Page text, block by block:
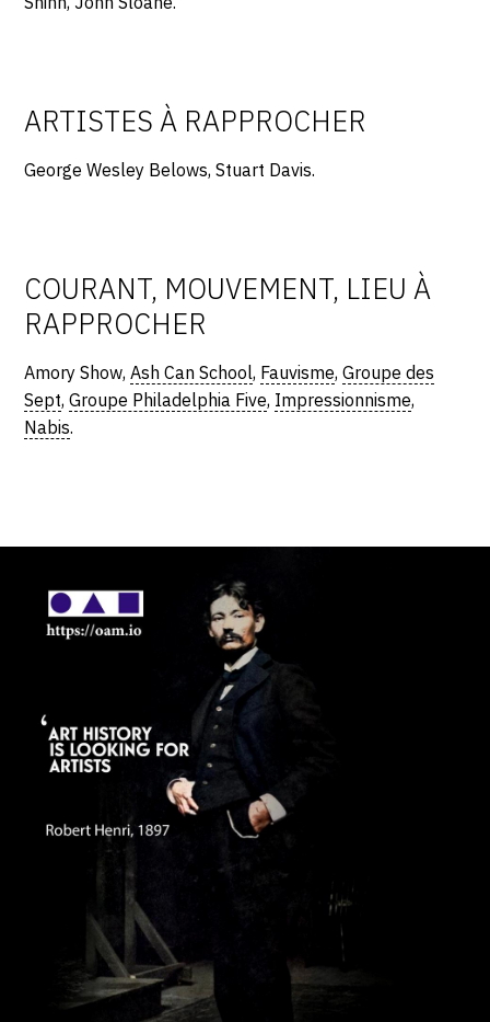
ARTISTES À RAPPROCHER
George Wesley Belows, Stuart Davis.
COURANT, MOUVEMENT, LIEU À
RAPPROCHER
Amory Show,Ash Can School, Fauvisme,Groupe des
Sept,Groupe Philadelphia Five, Impressionnisme,
Nabis.